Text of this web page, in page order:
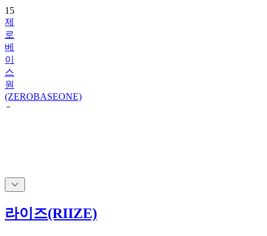
15
제
로
베
이
스
원
(ZEROBASEONE)
라이즈(RIIZE)